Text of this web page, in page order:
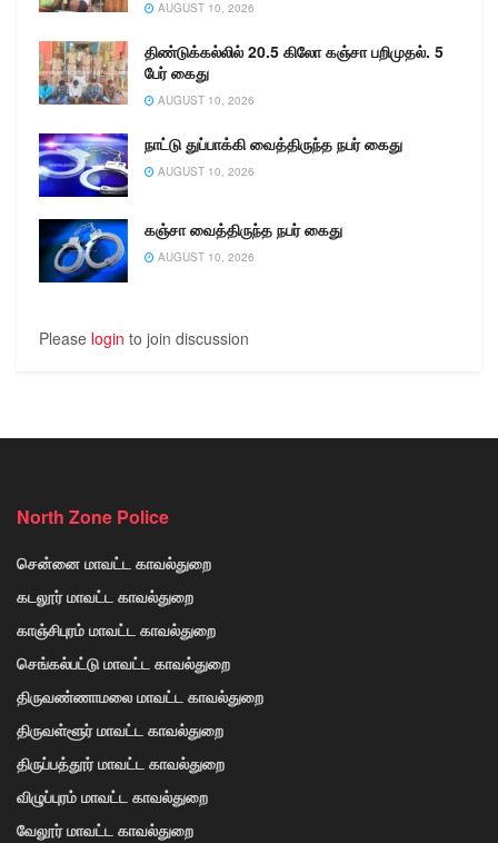
AUGUST 10, 2026
திண்டுக்கல்லில் 20.5 கிலோ கஞ்சா பறிமுதல். 5
பேர் கைது
AUGUST 10, 2026
நாட்டு துப்பாக்கி வைத்திருந்த நபர் கைது
AUGUST 10, 2026
கஞ்சா வைத்திருந்த நபர் கைது
AUGUST 10, 2026
Please login to join discussion
North Zone Police
சென்னை மாவட்ட காவல்துறை
கடலூர் மாவட்ட காவல்துறை
காஞ்சிபுரம் மாவட்ட காவல்துறை
செங்கல்பட்டு மாவட்ட காவல்துறை
திருவண்ணாமலை மாவட்ட காவல்துறை
திருவள்ளூர் மாவட்ட காவல்துறை
திருப்பத்தூர் மாவட்ட காவல்துறை
விழுப்புரம் மாவட்ட காவல்துறை
வேலூர் மாவட்ட காவல்துறை